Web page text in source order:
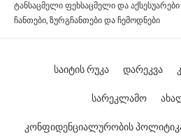
ტანსაცმელი ფეხსაცმელი და აქსესუარები
ჩანთები, ზურგჩანთები და ჩემოდნები
საიტის რუკა დარეკვა
სარეკლამო
კონფიდენციალურობის